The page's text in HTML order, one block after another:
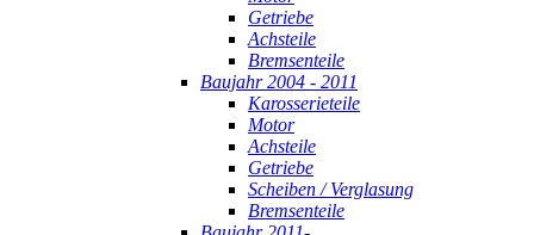
Getriebe
Achsteile
Bremsenteile
Baujahr 2004 - 2011
Karosserieteile
Motor
Achsteile
Getriebe
Scheiben / Verglasung
Bremsenteile